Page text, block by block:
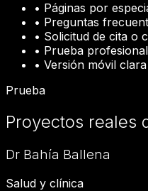
• Páginas por
• Preguntas
• Solicitud de cita o
• Prueba
• Versión móvil clara
Prueba
Proyectos reales
Dr Bahía Ballena
Salud y clínica